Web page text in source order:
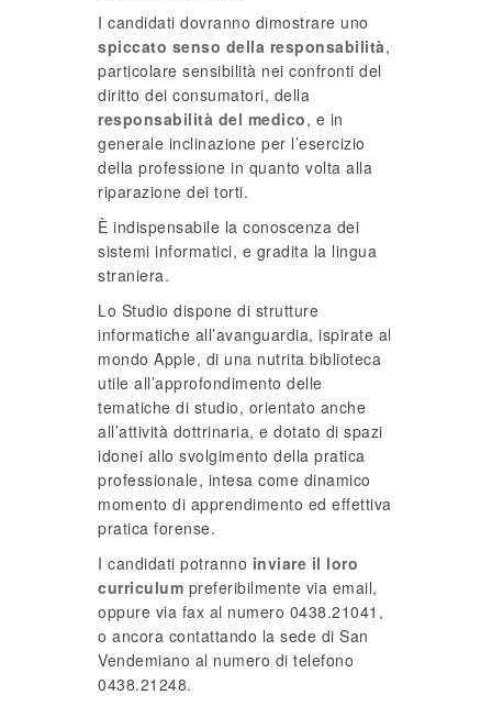
I candidati dovranno dimostrare uno
spiccato senso della responsabilità,
particolare sensibilità nei confronti del
diritto dei consumatori, della
responsabilità del medico, e in
generale inclinazione per l’esercizio
della professione in quanto volta alla
riparazione dei torti.
È indispensabile la conoscenza dei
sistemi informatici, e gradita la lingua
straniera.
Lo Studio dispone di strutture
informatiche all’avanguardia, ispirate al
mondo Apple, di una nutrita biblioteca
utile all’approfondimento delle
tematiche di studio, orientato anche
all’attività dottrinaria, e dotato di spazi
idonei allo svolgimento della pratica
professionale, intesa come dinamico
momento di apprendimento ed effettiva
pratica forense.
I candidati potranno inviare il loro
curriculum preferibilmente via email,
oppure via fax al numero 0438.21041,
o ancora contattando la sede di San
Vendemiano al numero di telefono
0438.21248.